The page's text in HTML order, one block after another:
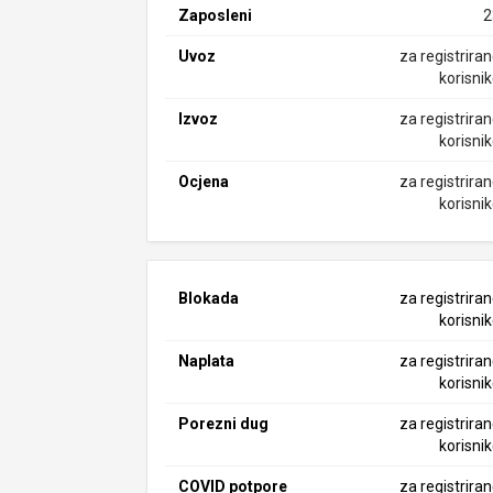
Zaposleni
Uvoz
za
Izvoz
za
Ocjena
za
Blokada
za
Naplata
za
Porezni dug
za
COVID potpore za